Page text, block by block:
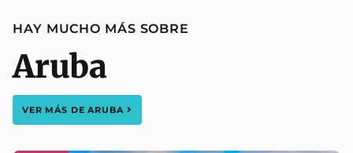
HAY MUCHO MÁS SOBRE
Aruba
VER MÁS DEARUBA